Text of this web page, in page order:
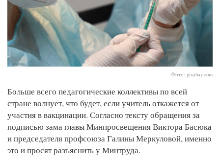
Фото: pixabay.com
Больше всего педагогические коллективы по всей
стране волнует, что будет, если учитель откажется от
участия в вакцинации. Согласно тексту обращения за
подписью зама главы Минпросвещения Виктора Басюка
и председателя профсоюза Галины Меркуловой, именно
это и просят разъяснить у Минтруда.